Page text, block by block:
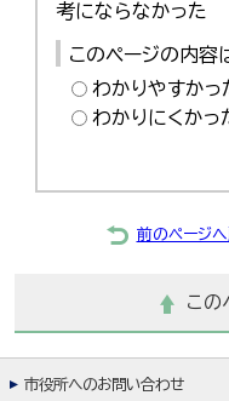
考にならなかった
このページの内容
わかりやすかっ
わかりにくかっ
前のページ
この
市役所へのお問い合わせ